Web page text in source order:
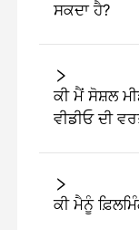
ਸਕਦਾ ਹੈ?
ਕੀ ਮੈਂ ਸੋਸ਼ਲ
ਵੀਡੀਓ ਦੀ
ਕੀ ਮੈਨੂੰ